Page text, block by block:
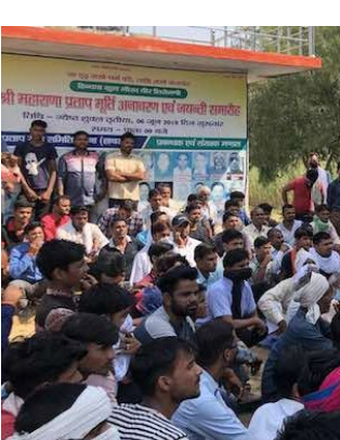
धार्मिक व सामाजिक सुधारणा हे पुस्तक खरेदी
करण्यासाठी येथे क्लिक करा.
खरेदी